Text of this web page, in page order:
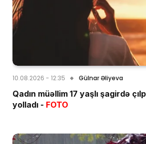
10.08.2026 - 12:35 Gülnar Əliyeva
Qadın müəllim 17 yaşlı şagirdə
yolladı - FOTO